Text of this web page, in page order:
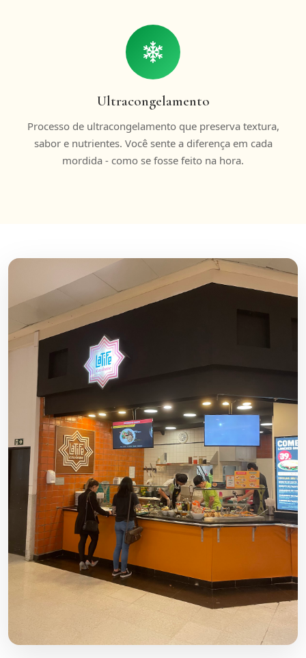
Ultracongelamento
Processo de ultracongelamento que preserva textura,
sabor e nutrientes. Você sente a diferença em cada
mordida - como se fosse feito na hora.